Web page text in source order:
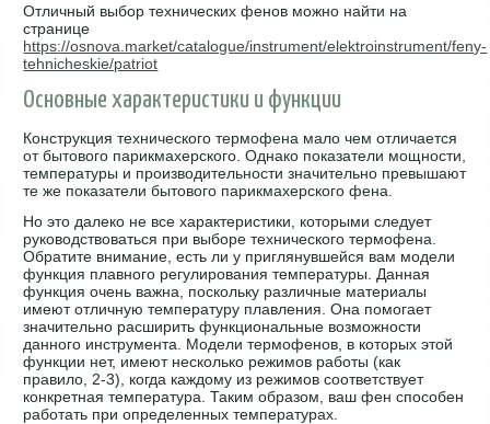
Отличный выбор технических фенов можно найти на
странице
https://osnova.market/catalogue/instrument/elektroinstrument/feny-
tehnicheskie/patriot
Основные характеристики и функции
Конструкция технического термофена мало чем отличается
от бытового парикмахерского. Однако показатели мощности,
температуры и производительности значительно превышают
те же показатели бытового парикмахерского фена.
Но это далеко не все характеристики, которыми следует
руководствоваться при выборе технического термофена.
Обратите внимание, есть ли у приглянувшейся вам модели
функция плавного регулирования температуры. Данная
функция очень важна, поскольку различные материалы
имеют отличную температуру плавления. Она помогает
значительно расширить функциональные возможности
данного инструмента. Модели термофенов, в которых этой
функции нет, имеют несколько режимов работы (как
правило, 2-3), когда каждому из режимов соответствует
конкретная температура. Таким образом, ваш фен способен
работать при определенных температурах.